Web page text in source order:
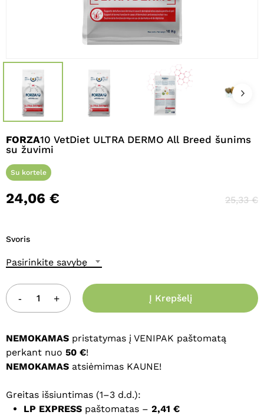
FORZA10 VetDiet ULTRA DERMO All Breed šunims
su žuvimi
Su kortele
24,06 € 25,33€
Svoris
Pasirinkite savybę
Į Krepšelį
NEMOKAMAS pristatymas į VENIPAK paštomatą
perkant nuo 50 €!
NEMOKAMAS atsiėmimas KAUNE!
Greitas išsiuntimas (1–3 d.d.):
LP EXPRESS paštomatas – 2,41 €
Pavadinimas*
El. paštas
Noriu savo interneto naršyklėje